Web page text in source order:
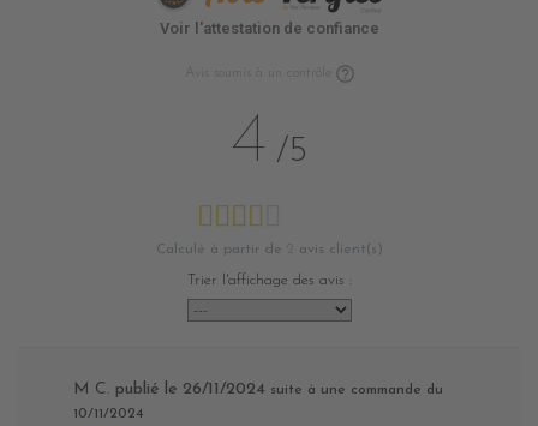
Voir l'attestation de confiance
Avis soumis à un contrôle
4 /5
Calculé à partir de 2 avis client(s)
Trier l'affichage des avis :
M C. publié le 26/11/2024 suite à une commande du
10/11/2024